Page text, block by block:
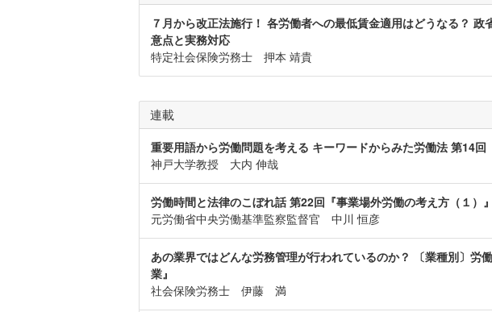
７月から改正法施行！ 各労働者への最低賃金適用はどうなる？
意点と実務対応
特定社会保険労務士 押本 靖貴
連載
重要用語から労働問題を考える キーワードからみた労働法 第14回
神戸大学教授 大内 伸哉
労働時間と法律のこぼれ話 第22回『事業場外労働の考え方（１）』
元労働省中央労働基準監察監督官 中川 恒彦
あの業界ではどんな労務管理が行われているのか？ 〔業種別〕労
業』
社会保険労務士 伊藤 満